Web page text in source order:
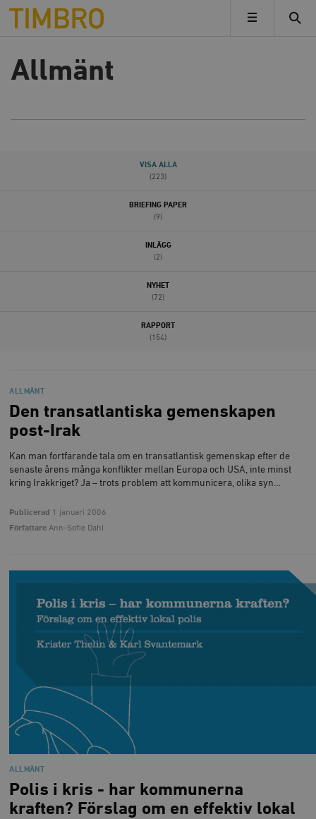
Timbro
MENY
Allmänt
VISA ALLA
(223)
BRIEFING PAPER
(9)
INLÄGG
(2)
NYHET
(72)
RAPPORT
(154)
ALLMÄNT
Den transatlantiska gemenskapen
post-Irak
Kan man fortfarande tala om en transatlantisk gemenskap efter de
senaste årens många konflikter mellan Europa och USA, inte minst
kring Irakkriget? Ja – trots problem att kommunicera, olika syn…
Publicerad 1 januari 2006
Författare Ann-Sofie Dahl
ALLMÄNT
Polis i kris - har kommunerna
kraften? Förslag om en effektiv lokal